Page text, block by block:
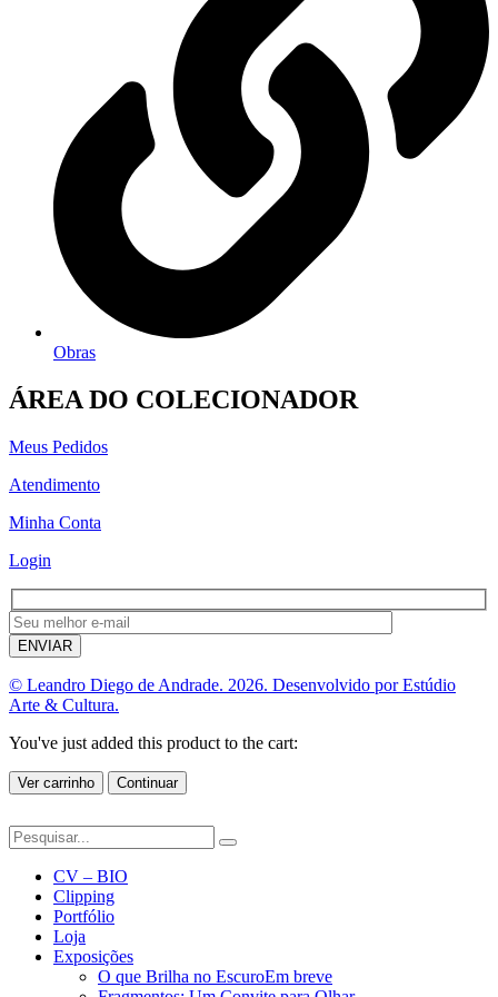
Obras
ÁREA DO COLECIONADOR
Meus Pedidos
Atendimento
Minha Conta
Login
© Leandro Diego de Andrade. 2026. Desenvolvido por Estúdio
Arte & Cultura.
You've just added this product to the cart:
Ver carrinho Continuar
CV – BIO
Clipping
Portfólio
Loja
Exposições
O que Brilha no EscuroEm breve